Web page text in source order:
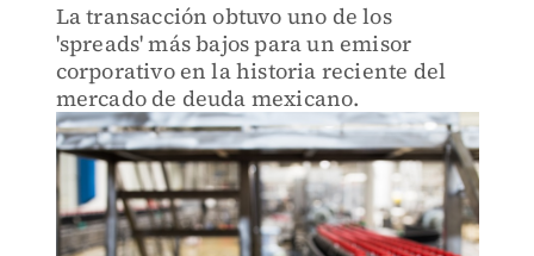
La transacción obtuvo uno de los
'spreads' más bajos para un emisor
corporativo en la historia reciente del
mercado de deuda mexicano.